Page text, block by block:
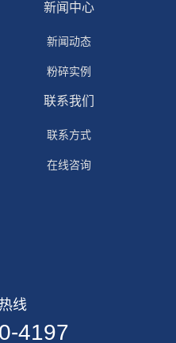
新闻中心
新闻动态
粉碎实例
联系我们
联系方式
在线咨询
线
4197